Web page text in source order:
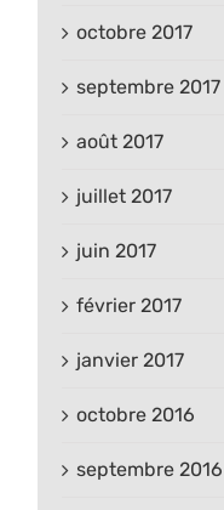
octobre 2017
septembre 2017
août 2017
juillet 2017
juin 2017
février 2017
janvier 2017
octobre 2016
septembre 2016